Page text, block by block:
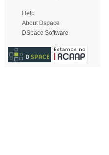
Help
About Dspace
DSpace Software